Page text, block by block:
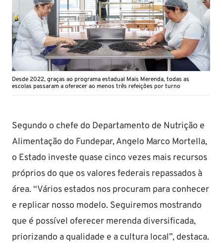
Desde 2022, graças ao programa estadual Mais Merenda, todas as
escolas passaram a oferecer ao menos três refeições por turno
Segundo o chefe do Departamento de Nutrição e
Alimentação do Fundepar, Angelo Marco Mortella,
o Estado investe quase cinco vezes mais recursos
próprios do que os valores federais repassados à
área. “Vários estados nos procuram para conhecer
e replicar nosso modelo. Seguiremos mostrando
que é possível oferecer merenda diversificada,
priorizando a qualidade e a cultura local”, destaca.